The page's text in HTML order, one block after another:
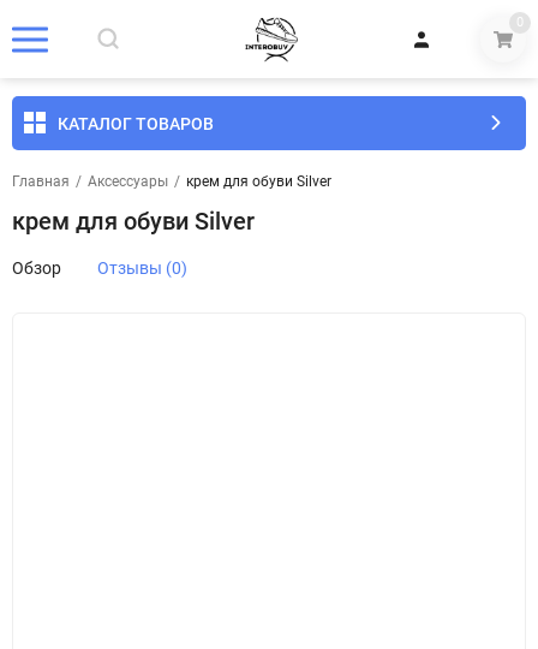
0
КАТАЛОГ ТОВАРОВ
Главная / Аксессуары / крем для обуви Silver
крем для обуви Silver
Обзор Отзывы (0)